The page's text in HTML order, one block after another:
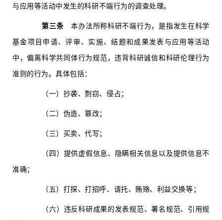
与应用等活动中发生的科研不端行为的调查处理。
第三条 本办法所称科研不端行为，是指发生在科学
基金项目申请、评审、实施、结题和成果发表与应用等活动
中，偏离科学共同体行为规范，违背科研诚信和科研伦理行为
准则的行为。具体包括：
（一）抄袭、剽窃、侵占；
（二）伪造、篡改；
（三）买卖、代写；
（四）提供虚假信息、隐瞒相关信息以及提供信息不
准确；
（五）打探、打招呼、请托、贿赂、利益交换等；
（六）违反科研成果的发表规范、署名规范、引用规